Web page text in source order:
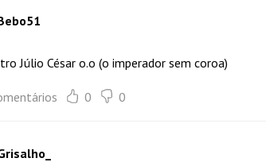
Júlio César o.o (o imperador sem coroa)
0 0